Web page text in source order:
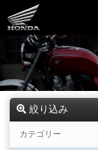
絞り込み
カテゴリー